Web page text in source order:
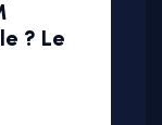
? Le